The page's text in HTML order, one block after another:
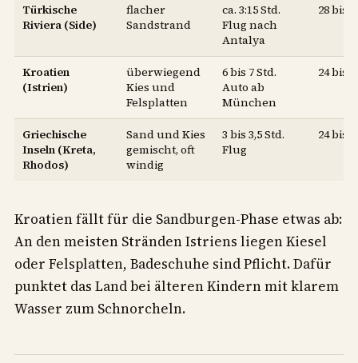
Türkische
Riviera (Side)
flacher
Sandstrand
ca. 3:15 Std.
Flug nach
Antalya
28 bis
Kroatien
(Istrien)
überwiegend
Kies und
Felsplatten
6 bis 7 Std.
Auto ab
München
24 bis
Griechische
Inseln (Kreta,
Rhodos)
Sand und Kies
gemischt, oft
windig
3 bis 3,5 Std.
Flug
24 bis
Kroatien fällt für die Sandburgen-Phase etwas ab:
An den meisten Stränden Istriens liegen Kiesel
oder Felsplatten, Badeschuhe sind Pflicht. Dafür
punktet das Land bei älteren Kindern mit klarem
Wasser zum Schnorcheln.